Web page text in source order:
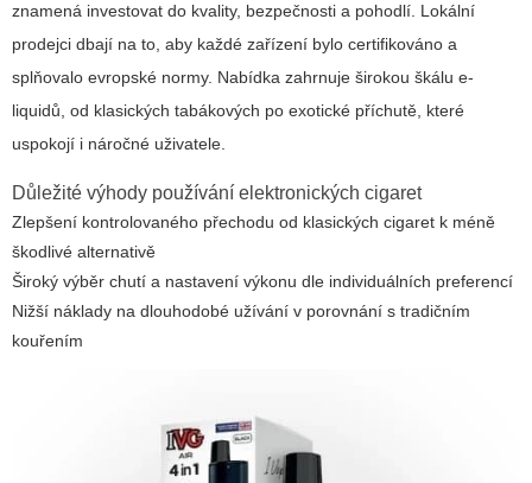
znamená investovat do kvality, bezpečnosti a pohodlí. Lokální
prodejci dbají na to, aby každé zařízení bylo certifikováno a
splňovalo evropské normy. Nabídka zahrnuje širokou škálu e-
liquidů, od klasických tabákových po exotické příchutě, které
uspokojí i náročné uživatele.
Důležité výhody používání elektronických cigaret
Zlepšení kontrolovaného přechodu od klasických cigaret k méně
škodlivé alternativě
Široký výběr chutí a nastavení výkonu dle individuálních preferencí
Nižší náklady na dlouhodobé užívání v porovnání s tradičním
kouřením